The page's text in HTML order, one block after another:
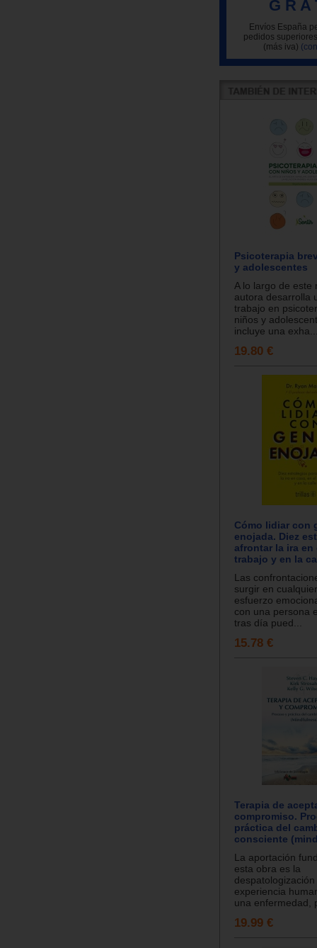
G R A
Envíos España
pedidos
(más iva)
Psicoterapia
y adolescentes
A lo largo de este
autora desarrolla
trabajo en
niños y
incluye una
19.80 €
Cómo lidiar con
enojada. Diez
afrontar la ira en
trabajo y en la
Las
surgir en
esfuerzo
con una persona
tras día pued...
15.78 €
Terapia de
compromiso.
práctica del
consciente
La aportación
esta obra es la
experiencia
una enfermedad,
19.99 €